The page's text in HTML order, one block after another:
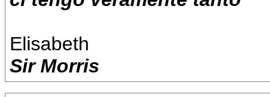
Elisabeth
Sir Morris